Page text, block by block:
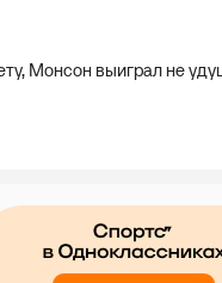
Монсон выиграл не